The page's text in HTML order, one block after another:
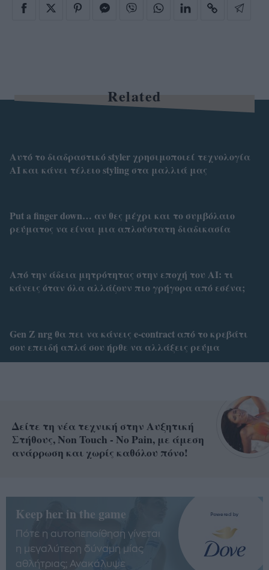
Related
Αυτό το διαδραστικό styler χρησιμοποιεί τεχνολογία
AI και κάνει τέλειο styling στα μαλλιά μας
Put a finger down… αν θες μέχρι και το συμβόλαιο
ρεύματος να είναι μια απλούστατη διαδικασία
Από την άδεια μητρότητας στην εποχή του AI: τι
κάνεις όταν όλα αλλάζουν πιο γρήγορα από εσένα;
Gen Z nrg θα πει να κάνεις e-contract από το κρεβάτι
σου επειδή απλά σου ήρθε να αλλάξεις ρεύμα
Δείτε τη νέα τεχνική στην Αυξητική
Στήθους, Non Touch - No Pain, με άμεση
ανάρρωση και χωρίς καθόλου πόνο!
Keep her in the game
Πότε η αυτοπεποίθηση γίνεται
η μεγαλύτερη δύναμη μίας
αθλήτριας; Ανακάλυψε